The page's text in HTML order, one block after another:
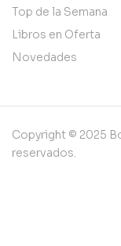
Top de la Semana
Libros en Oferta
Novedades
Copyright © 2025
reservados.